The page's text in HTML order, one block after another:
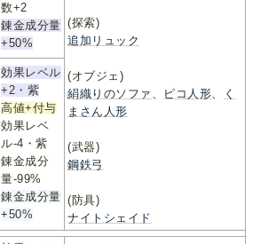
数+2
錬金成分量
+50%
(探索)
追加リュック
(オブジェ)
絹織りのソファ 、 ピコ人形、
く
まさん人形
(武器)
鋼鉄弓
(防具)
ナイトシェイド
効果レベル
+2・紫
高値+付与
効果レベ
ル-4・紫
錬金成分
量-99%
錬金成分量
+50%